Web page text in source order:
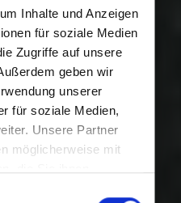
Inhalte und Anzeigen
für soziale Medien
Zugriffe auf unsere
geben wir
unserer
für soziale Medien,
Unsere Partner
möglicherweise mit